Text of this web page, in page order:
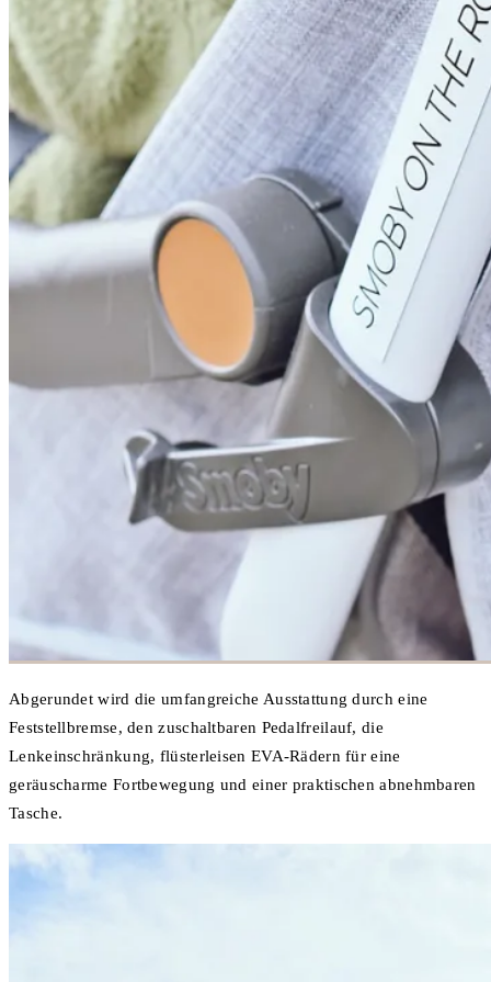
Abgerundet wird die umfangreiche Ausstattung durch eine
Feststellbremse, den zuschaltbaren Pedalfreilauf, die
Lenkeinschränkung, flüsterleisen EVA-Rädern für eine
geräuscharme Fortbewegung und einer praktischen abnehmbaren
Tasche.